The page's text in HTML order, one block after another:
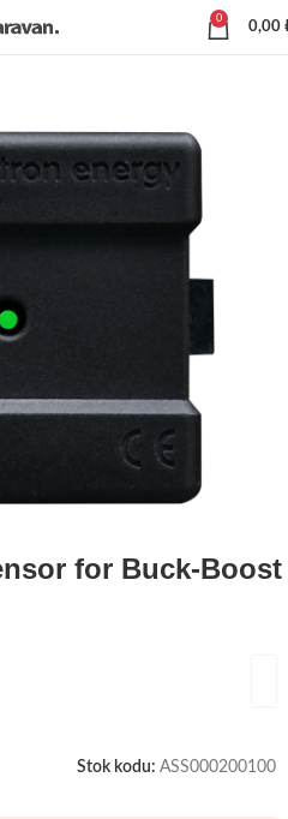
0
0,00
for Buck-Boost
Stok kodu: ASS000200100